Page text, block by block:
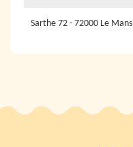
Sarthe 72 - 72000 Le Mans